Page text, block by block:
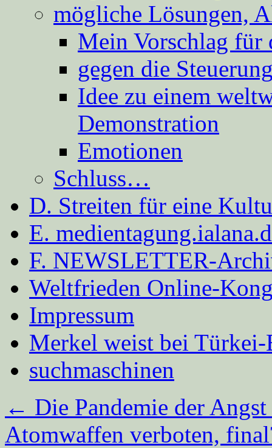
mögliche Lösungen,
Mein Vorschlag für
gegen die
Idee zu einem
Demonstration
Emotionen
Schluss…
D. Streiten für eine
E.
F. NEWSLETTER-
Weltfrieden Online-
Impressum
Merkel weist bei
suchmaschinen
← Die Pandemie der
Atomwaffen verboten,